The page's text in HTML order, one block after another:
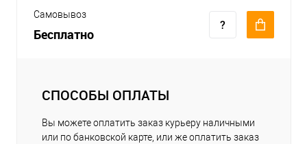
Самовывоз
Бесплатно
СПОСОБЫ ОПЛАТЫ
Вы можете оплатить заказ курьеру наличными
или по банковской карте, или же оплатить заказ